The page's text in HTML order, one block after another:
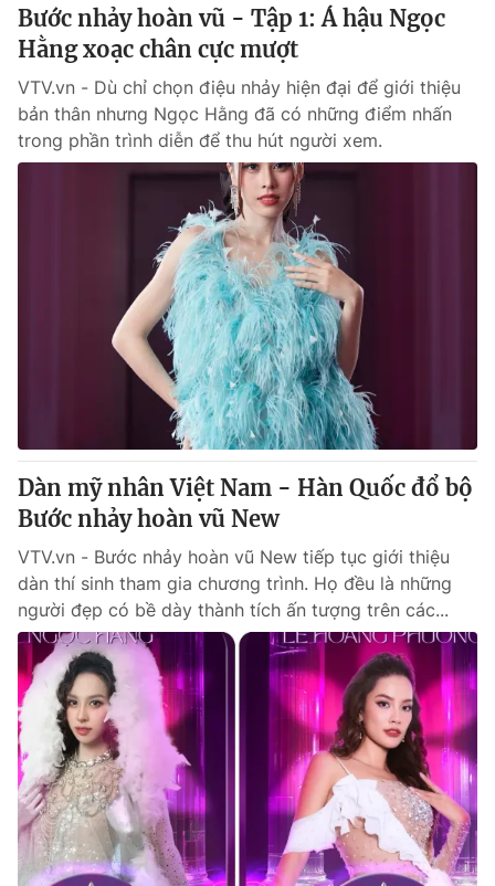
VTV9 VTV8
Liên hệ tòa soạn English
Theo dõi báo trên
Cơ quan chủ quản:
Đài Truyền hình Việt Nam
Cơ quan báo chí:Thời báo VTV
Giấy phép hoạt động báo in và báo điện tử số 483/GP-BTTTT
cấp ngày 29/12/2023
Tổng Biên tập:Vũ Thanh Thủy
Phó Tổng Biên tập:Nguyễn Thị Mỹ Hạnh, Phạm Quốc Thắng,
Nguyễn Trọng Ninh
Tổng đài VTV:024.38 355 931 - 024.38 355 932
Ðiện thoại Thời báo VTV: 024.66 897 897
Email: toasoan@vtv.vn
Liên hệ quảng cáo:024-7300.7108
Bước nhảy hoàn vũ - Tập 1: Á hậu Ngọc
Hằng xoạc chân cực mượt
VTV.vn - Dù chỉ chọn điệu nhảy hiện đại để giới thiệu
bản thân nhưng Ngọc Hằng đã có những điểm nhấn
trong phần trình diễn để thu hút người xem.
Dàn mỹ nhân Việt Nam - Hàn Quốc đổ bộ
Bước nhảy hoàn vũ New
VTV.vn - Bước nhảy hoàn vũ New tiếp tục giới thiệu
dàn thí sinh tham gia chương trình. Họ đều là những
người đẹp có bề dày thành tích ấn tượng trên các...